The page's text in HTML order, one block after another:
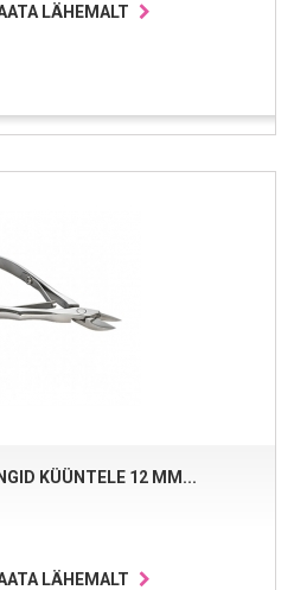
LÄHEMALT
KÜÜNTELE 12 MM...
LÄHEMALT